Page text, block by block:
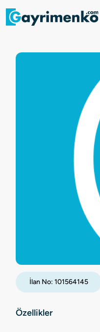
İlan No: 101564145
Özellikler